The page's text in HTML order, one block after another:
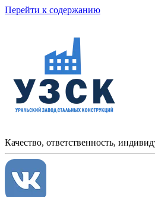
Перейти к содержанию
Качество, ответственность,